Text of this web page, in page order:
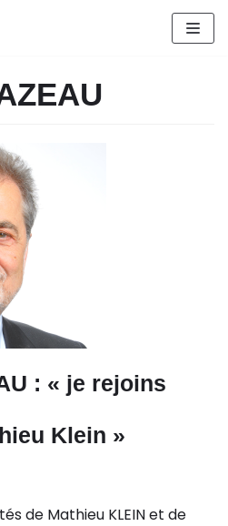
: « je rejoins
Klein »
de Mathieu KLEIN et de